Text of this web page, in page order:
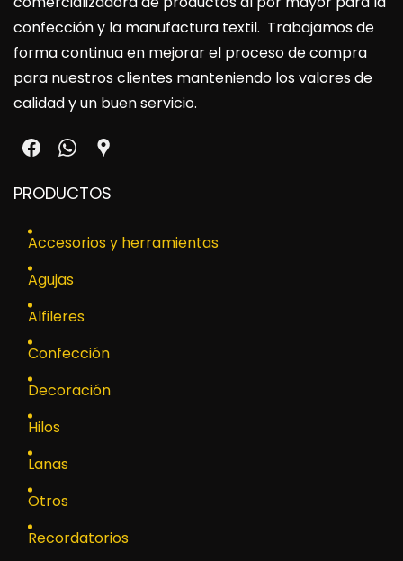
confección y la manufactura textil. Trabajamos de
forma continua en mejorar el proceso de compra
para nuestros clientes manteniendo los valores de
calidad y un buen servicio.
PRODUCTOS
Accesorios y herramientas
Agujas
Alfileres
Confección
Decoración
Hilos
Lanas
Otros
Recordatorios